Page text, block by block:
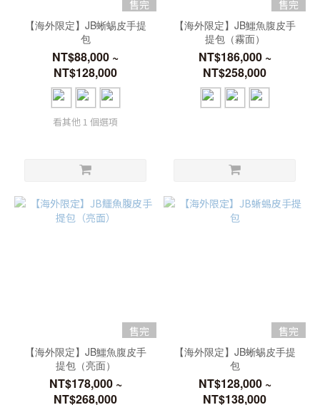
售完
【海外限定】JB蜥蜴皮手提
包
NT$88,000 ~
NT$128,000
看其他 1 個選項
售完
【海外限定】JB鱷魚腹皮手
提包（霧面）
NT$186,000 ~
NT$258,000
售完
【海外限定】JB鱷魚腹皮手
提包（亮面）
NT$178,000 ~
NT$268,000
售完
【海外限定】JB蜥蜴皮手提
包
NT$128,000 ~
NT$138,000